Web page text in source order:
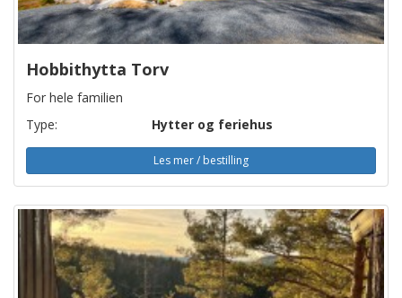
Hobbithytta Torv
For hele familien
Type:
Hytter og feriehus
Les mer / bestilling